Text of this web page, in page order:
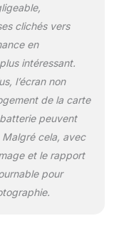
clichés vers
en
intéressant.
l’écran non
de la carte
peuvent
cela, avec
et le rapport
pour